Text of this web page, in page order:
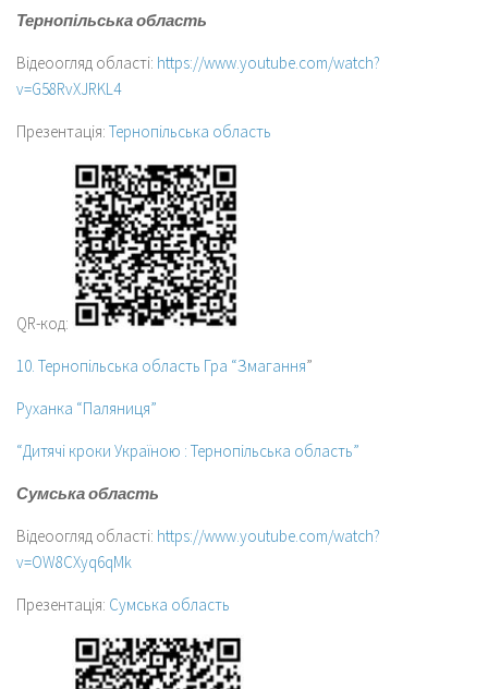
Тернопільська область
Відеоогляд області: https://www.youtube.com/watch?
v=G58RvXJRKL4
Презентація: Тернопільська область
QR-код:
10. Тернопільська область Гра “Змагання”
Руханка “Паляниця”
“Дитячі кроки Україною : Тернопільська область”
Сумська область
Відеоогляд області: https://www.youtube.com/watch?
v=OW8CXyq6qMk
Презентація: Сумська область